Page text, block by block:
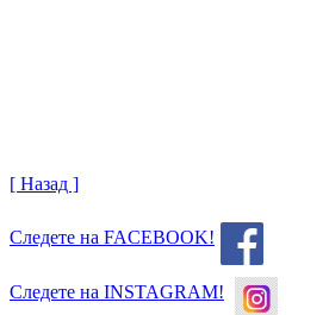
[ Назад ]
Следете на FACEBOOK!
Следете на INSTAGRAM!